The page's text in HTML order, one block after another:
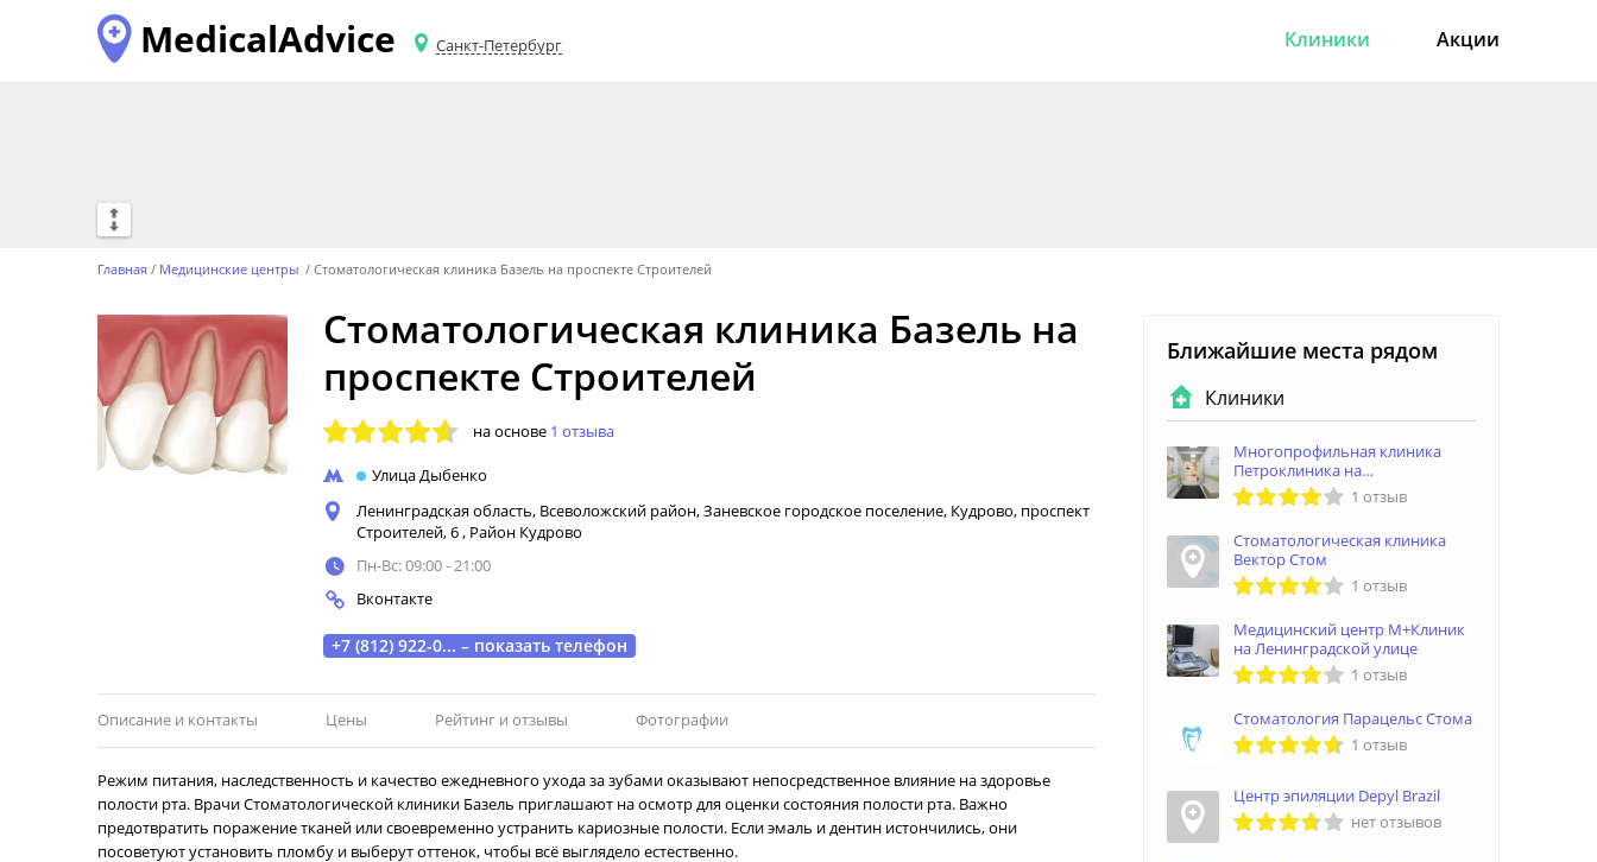
MedicalAdvice Санкт-Петербург Клиники Акции
Главная Медицинские центры Стоматологическая клиника Базель на проспекте Строителей
Стоматологическая клиника Базель на
проспекте Строителей
на основе 1 отзыва
Улица Дыбенко
Ленинградская область, Всеволожский район, Заневское городское поселение, Кудрово, проспект
Строителей, 6 , Район Кудрово
Пн-Вс: 09:00 - 21:00
Вконтакте
+7 (812) 922-0... – показать телефон
Описание и контакты Цены Рейтинг и отзывы Фотографии
Режим питания, наследственность и качество ежедневного ухода за зубами оказывают непосредственное влияние на здоровье
полости рта. Врачи Стоматологической клиники Базель приглашают на осмотр для оценки состояния полости рта. Важно
предотвратить поражение тканей или своевременно устранить кариозные полости. Если эмаль и дентин истончились, они
посоветуют установить пломбу и выберут оттенок, чтобы всё выглядело естественно.
Ближайшие места рядом
Клиники
Многопрофильная клиника
Петроклиника на
Ленинградской улице
1 отзыв
Стоматологическая клиника
Вектор Cтом
1 отзыв
Медицинский центр М+Клиник
на Ленинградской улице
1 отзыв
Стоматология Парацельс Стома
1 отзыв
Центр эпиляции Depyl Brazil
нет отзывов